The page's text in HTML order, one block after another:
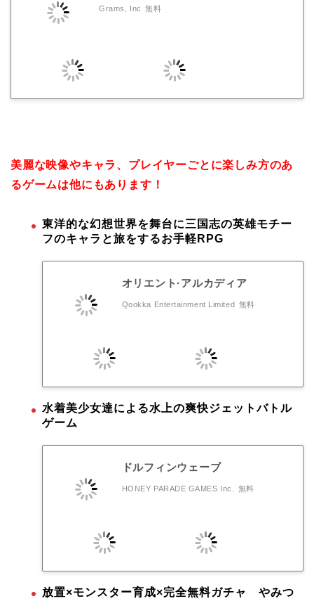
Grams, Inc 無料
美麗な映像やキャラ、プレイヤーごとに楽しみ方のあ
るゲームは他にもあります！
東洋的な幻想世界を舞台に三国志の英雄モチー
フのキャラと旅をするお手軽RPG
オリエント·アルカディア
Qookka Entertainment Limited 無料
水着美少女達による水上の爽快ジェットバトル
ゲーム
ドルフィンウェーブ
HONEY PARADE GAMES Inc. 無料
放置×モンスター育成×完全無料ガチャ やみつ